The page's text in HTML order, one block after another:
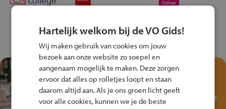
Test je kennis met het
Fiets Veilig
Verkeersspel!
Hartelijk welkom bij de VO Gids!
Wij maken gebruik van cookies om jouw
bezoek aan onze website zo soepel en
aangenaam mogelijk te maken. Deze zorgen
ervoor dat alles op rolletjes loopt en staan
daarom altijd aan. Als je ons groen licht geeft
voor alle cookies, kunnen we je de beste